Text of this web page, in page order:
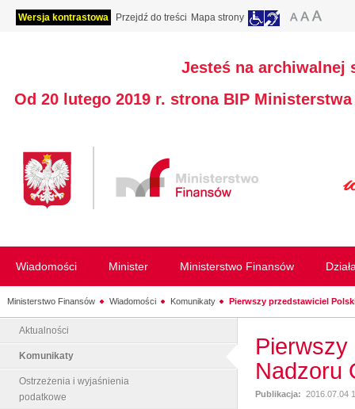
Wersja kontrastowa Przejdź do treści Mapa strony
Jesteś na archiwalnej
Od 20 lutego 2019 r. strona BIP
Wiadomości Minister Ministerstwo Finansów
Ministerstwo Finansów Wiadomości Komunikaty Pierwszy przedstawiciel
Aktualności
Komunikaty
Ostrzeżenia i wyjaśnienia
podatkowe
Pierwszy
Nadzoru
Publikacja: 2016.07.04